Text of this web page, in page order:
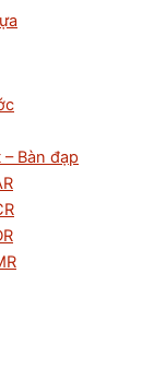
Bàn đạp